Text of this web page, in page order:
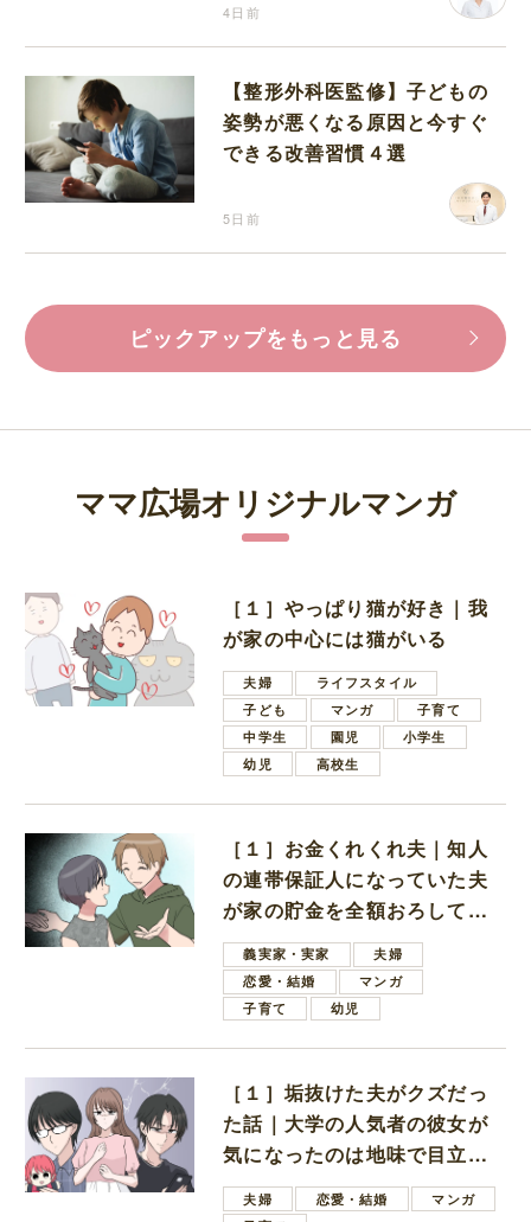
4日前
【整形外科医監修】子どもの
姿勢が悪くなる原因と今すぐ
できる改善習慣４選
5日前
ピックアップをもっと見る
ママ広場オリジナルマンガ
［１］やっぱり猫が好き｜我
が家の中心には猫がいる
夫婦
ライフスタイル
子ども
マンガ
子育て
中学生
園児
小学生
幼児
高校生
［１］お金くれくれ夫｜知人
の連帯保証人になっていた夫
が家の貯金を全額おろしてほ
しいと言ってきた
義実家・実家
夫婦
恋愛・結婚
マンガ
子育て
幼児
［１］垢抜けた夫がクズだっ
た話｜大学の人気者の彼女が
気になったのは地味で目立た
ない男子学生
夫婦 恋愛・結婚
マンガ